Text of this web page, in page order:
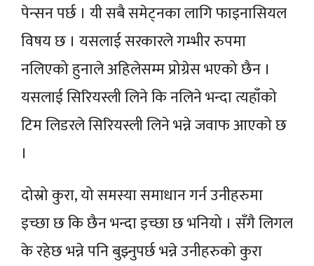
पेन्सन पर्छ । यी सबै समेट्नका लागि फाइनासियल
विषय छ । यसलाई सरकारले गम्भीर रुपमा
नलिएको हुनाले अहिलेसम्म प्रोग्रेस भएको छैन ।
यसलाई सिरियस्ली लिने कि नलिने भन्दा त्यहाँको
टिम लिडरले सिरियस्ली लिने भन्ने जवाफ आएको छ
।
दोस्रो कुरा, यो समस्या समाधान गर्न उनीहरुमा
इच्छा छ कि छैन भन्दा इच्छा छ भनियो । सँगै लिगल
के रहेछ भन्ने पनि बुझ्नुपर्छ भन्ने उनीहरुको कुरा